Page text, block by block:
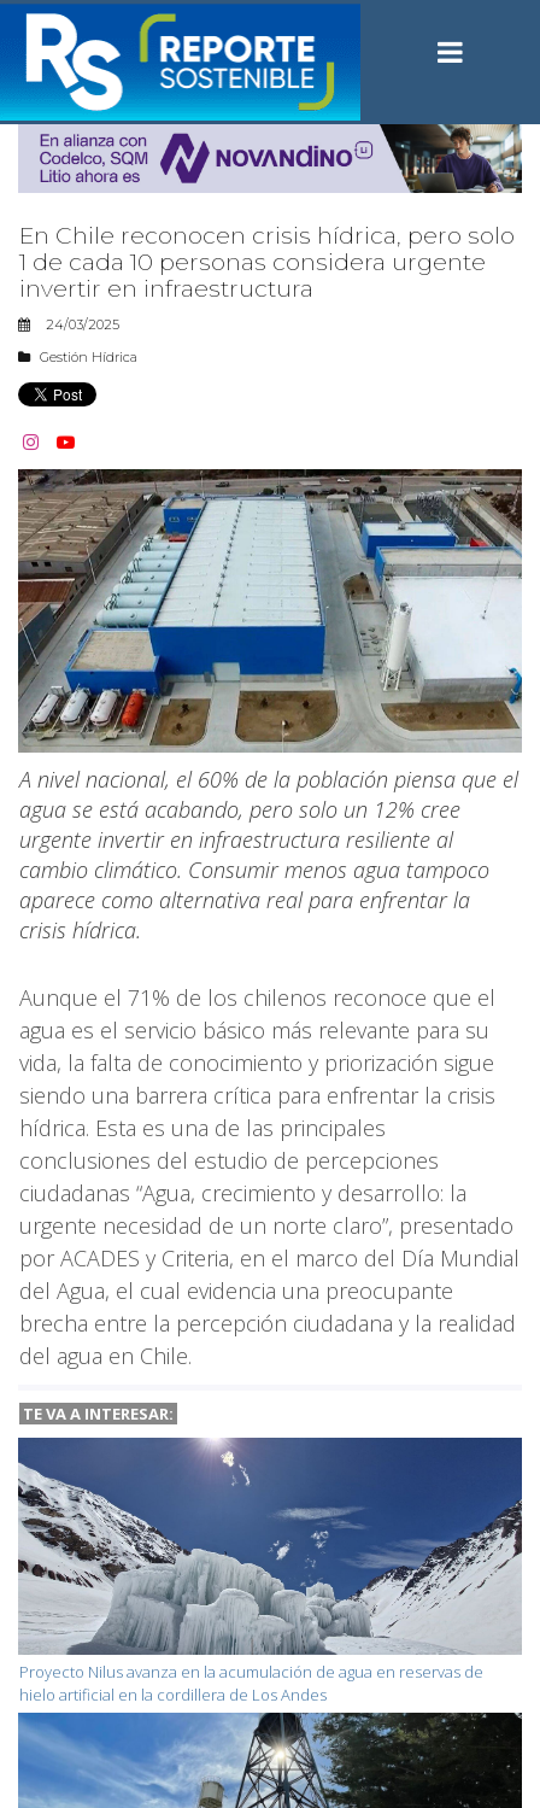
En Chile reconocen crisis hídrica, pero solo
1 de cada 10 personas considera urgente
invertir en infraestructura
24/03/2025
Gestión Hídrica
 
A nivel nacional, el 60% de la población piensa que el
agua se está acabando, pero solo un 12% cree
urgente invertir en infraestructura resiliente al
cambio climático. Consumir menos agua tampoco
aparece como alternativa real para enfrentar la
crisis hídrica.
Aunque el 71% de los chilenos reconoce que el
agua es el servicio básico más relevante para su
vida, la falta de conocimiento y priorización sigue
siendo una barrera crítica para enfrentar la crisis
hídrica. Esta es una de las principales
conclusiones del estudio de percepciones
ciudadanas “Agua, crecimiento y desarrollo: la
urgente necesidad de un norte claro”, presentado
por ACADES y Criteria, en el marco del Día Mundial
del Agua, el cual evidencia una preocupante
brecha entre la percepción ciudadana y la realidad
del agua en Chile.
TE VA A INTERESAR:
Proyecto Nilus avanza en la acumulación de agua en reservas de
hielo artificial en la cordillera de Los Andes